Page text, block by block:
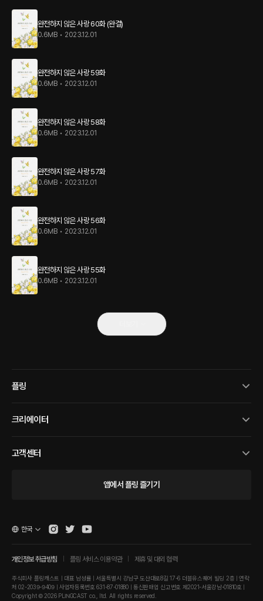
완전하지 않은 사랑 60화 (완결)
0.6MB • 2023.12.01
완전하지 않은 사랑 59화
0.6MB • 2023.12.01
완전하지 않은 사랑 58화
0.6MB • 2023.12.01
완전하지 않은 사랑 57화
0.6MB • 2023.12.01
완전하지 않은 사랑 56화
0.6MB • 2023.12.01
완전하지 않은 사랑 55화
0.6MB • 2023.12.01
플링
크리에이터
고객센터
앱에서 플링 즐기기
개인정보 취급방침 플링 서비스 이용약관 제휴 및 대외 협력
주식회사 플링캐스트 | 대표 남성률 | 서울특별시 강남구 도산대로8길 17-6 더블유스퀘어 빌딩 2층 | 연락
처 02-2039-9409 | 사업자등록번호 631-87-01880 | 통신판매업 신고번호 제2021-서울강남-01810호 |
Copyright © 2026 PLINGCAST co., ltd. All rights reserved.
한국